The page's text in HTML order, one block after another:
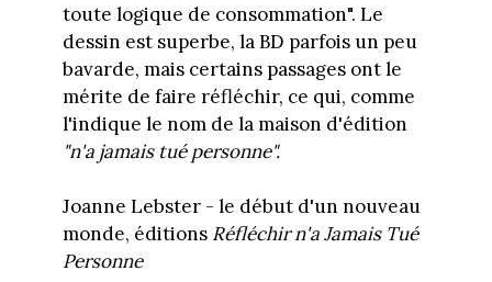
toute logique de consommation". Le
dessin est superbe, la BD parfois un peu
bavarde, mais certains passages ont le
mérite de faire réfléchir, ce qui, comme
l'indique le nom de la maison d'édition
"n'a jamais tué personne".
Joanne Lebster - le début d'un nouveau
monde, éditions Réfléchir n'a Jamais Tué
Personne